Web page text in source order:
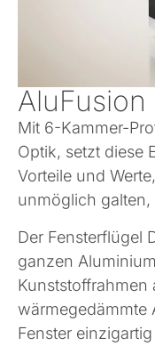
Mit 6-Kammer-
Optik, setzt diese
Vorteile und
unmöglich galten,
Der Fensterflügel
ganzen
Kunststoffrahmen
wärmegedämmte
Fenster